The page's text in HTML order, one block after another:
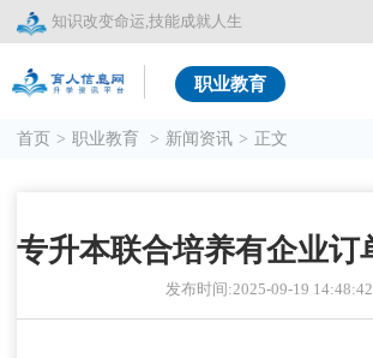
知识改变命运,技能成就人生
职业教育
首页 > 职业教育 > 新闻资讯 > 正文
发布时间:2025-09-19 14:48:42